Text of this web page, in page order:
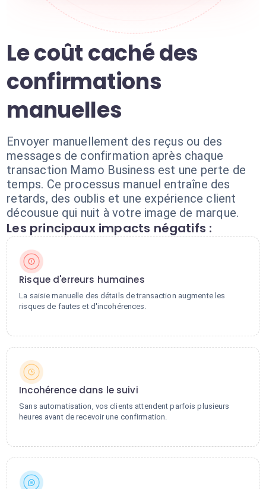
Le coût caché des
confirmations
manuelles
Envoyer manuellement des reçus ou des
messages de confirmation après chaque
transaction Mamo Business est une perte de
temps. Ce processus manuel entraîne des
retards, des oublis et une expérience client
décousue qui nuit à votre image de marque.
Les principaux impacts négatifs :
Risque d'erreurs humaines
La saisie manuelle des détails de transaction augmente les
risques de fautes et d'incohérences.
Incohérence dans le suivi
Sans automatisation, vos clients attendent parfois plusieurs
heures avant de recevoir une confirmation.